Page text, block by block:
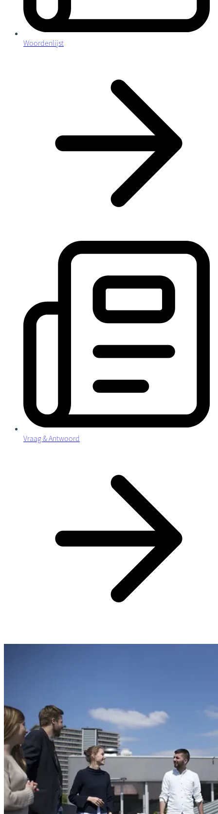
Woordenlijst
Vraag & Antwoord